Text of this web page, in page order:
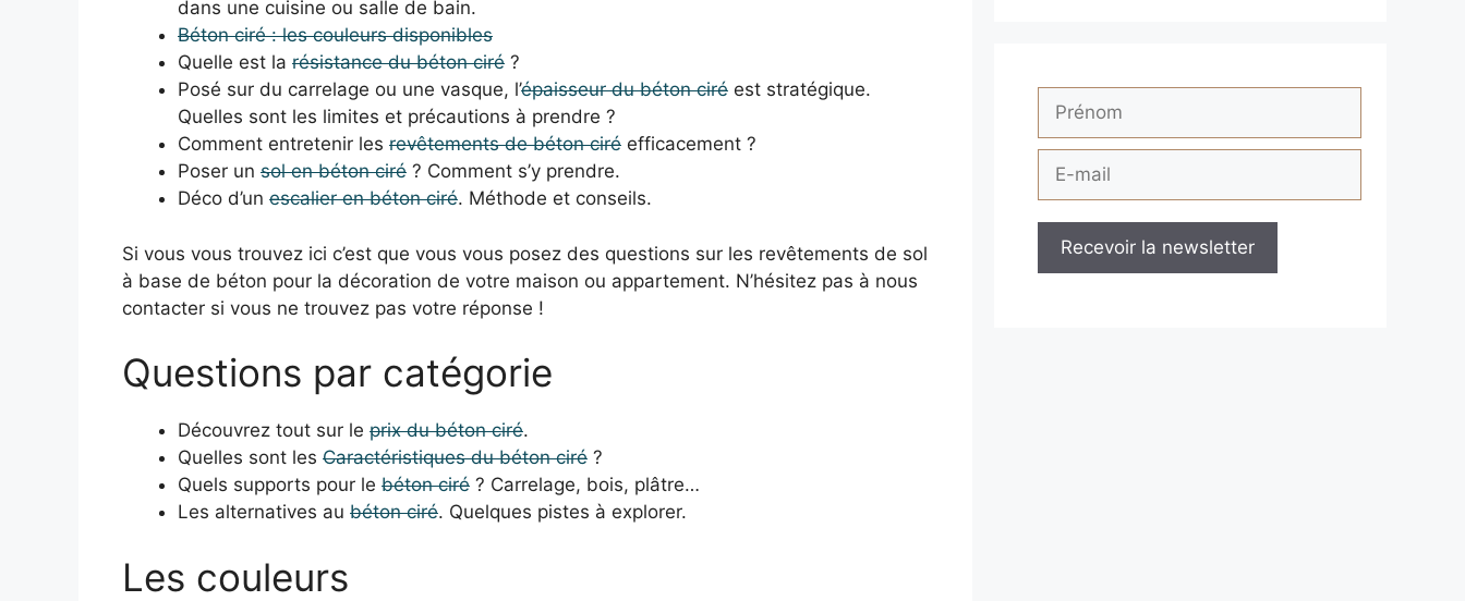
dans une cuisine ou salle de bain.
Béton ciré : les couleurs disponibles
Quelle est la résistance du béton ciré ?
Posé sur du carrelage ou une vasque, l’épaisseur du béton ciré est stratégique.
Quelles sont les limites et précautions à prendre ?
Comment entretenir les revêtements de béton ciré efficacement ?
Poser un sol en béton ciré ? Comment s’y prendre.
Déco d’un escalier en béton ciré. Méthode et conseils.
Si vous vous trouvez ici c’est que vous vous posez des questions sur les revêtements de sol
à base de béton pour la décoration de votre maison ou appartement. N’hésitez pas à nous
contacter si vous ne trouvez pas votre réponse !
Questions par catégorie
Découvrez tout sur le prix du béton ciré.
Quelles sont les Caractéristiques du béton ciré ?
Quels supports pour le béton ciré ? Carrelage, bois, plâtre…
Les alternatives au béton ciré. Quelques pistes à explorer.
Les couleurs